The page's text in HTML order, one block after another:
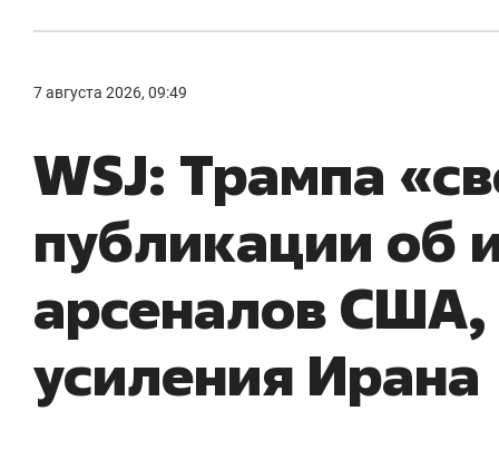
7 августа 2026, 09:49
WSJ: Трампа
публикации об
арсеналов США,
усиления Ирана